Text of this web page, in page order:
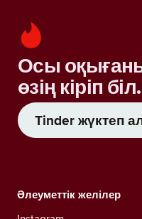
Осы
өзің кіріп біл.
Tinder жүктеп
Әлеуметтік желілер